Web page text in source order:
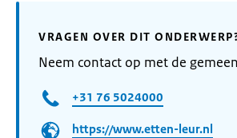
VRAGEN OVER DIT
Neem contact op met de
+31 76 5024000
https://www.etten-leur.nl